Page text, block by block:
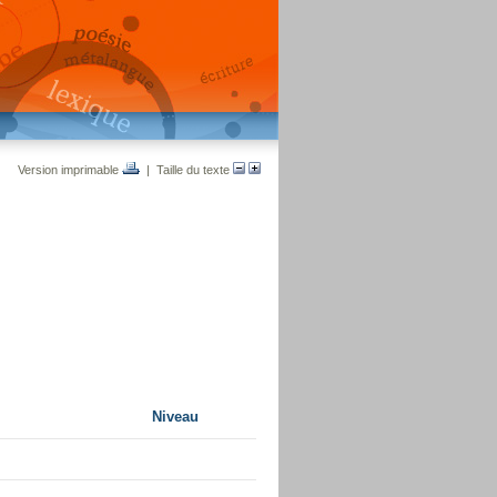
Version imprimable | Taille du texte
Niveau